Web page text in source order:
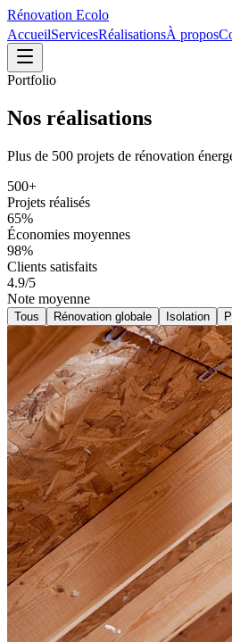
Rénovation Ecolo
AccueilServicesRéalisationsÀ propos
Portfolio
Nos réalisations
Plus de 500 projets de rénovation
500+
Projets réalisés
65%
Économies moyennes
98%
Clients satisfaits
4.9/5
Note moyenne
Tous Rénovation globale Isolation